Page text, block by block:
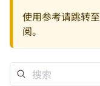
使用参考请跳转至
阅。